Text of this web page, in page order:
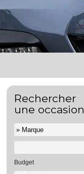
Rechercher
une occasion
Budget